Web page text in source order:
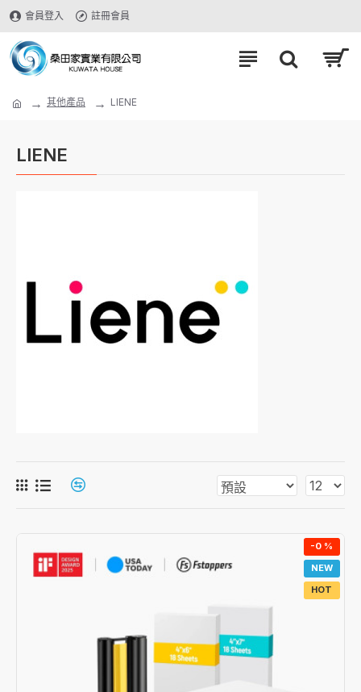
會員登入 註冊會員
其他產品 LIENE
LIENE
NEW
HOT
-0 %